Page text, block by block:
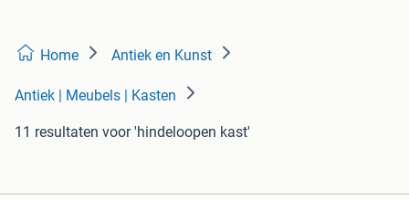
Home Antiek en Kunst
Antiek | Meubels | Kasten
11 resultaten voor 'hindeloopen kast'